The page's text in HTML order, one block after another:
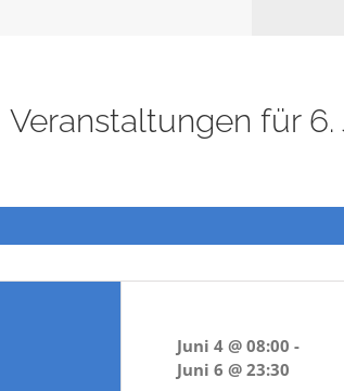
Veranstaltungen für 6.
Juni 4 @ 08:00 -
Juni 6 @ 23:30